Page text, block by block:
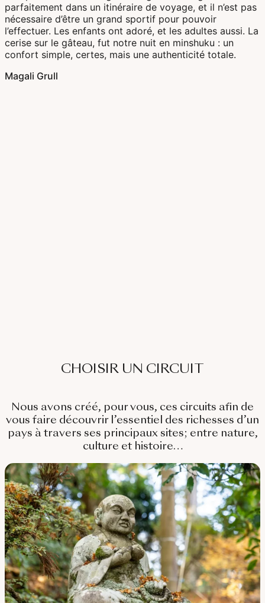
parfaitement dans un itinéraire de voyage, et il n’est pas
nécessaire d’être un grand sportif pour pouvoir
l’effectuer. Les enfants ont adoré, et les adultes aussi. La
cerise sur le gâteau, fut notre nuit en minshuku : un
confort simple, certes, mais une authenticité totale.
Magali Grull
CHOISIR UN CIRCUIT
Nous avons créé, pour vous, ces circuits afin de
vous faire découvrir l’essentiel des richesses d’un
pays à travers ses principaux sites; entre nature,
culture et histoire…